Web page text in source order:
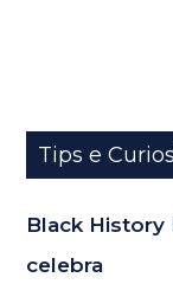
Tips e
Black History
celebra